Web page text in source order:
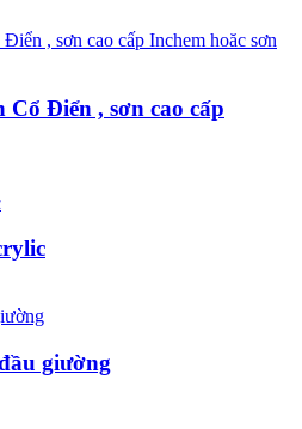
Điển , sơn cao cấp
giường